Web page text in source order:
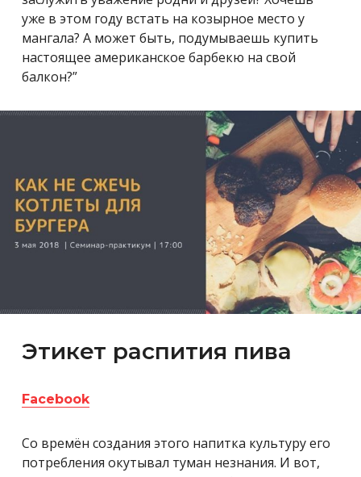
уже в этом году встать на козырное место у
мангала? А может быть, подумываешь купить
настоящее американское барбекю на свой
балкон?”
Этикет распития пива
Facebook
Со времён создания этого напитка культуру его
потребления окутывал туман незнания. И вот,